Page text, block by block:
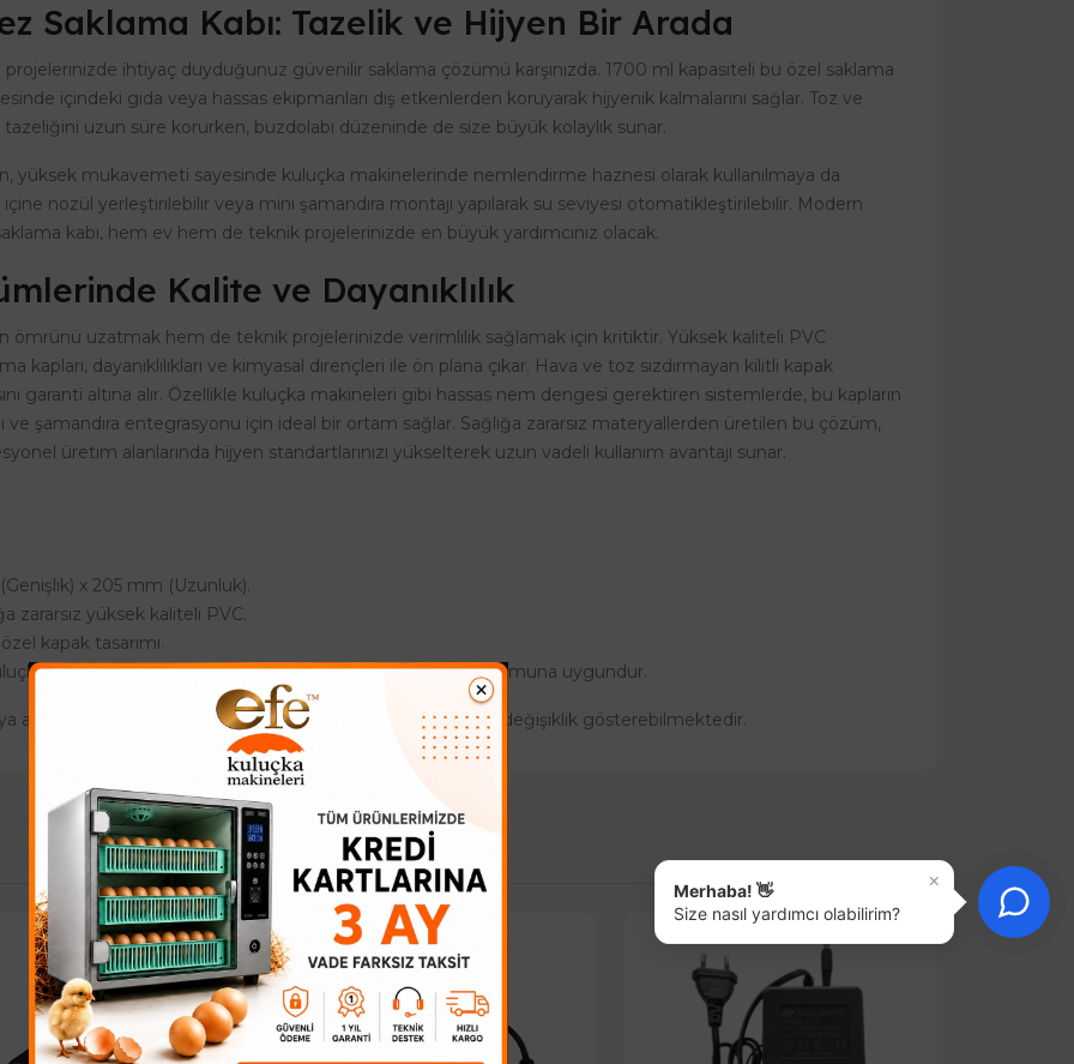
Saklama Kabı: Tazelik ve Hijyen Bir Arada
ihtiyaç duyduğunuz güvenilir saklama çözümü karşınızda. 1700 ml kapasiteli bu özel saklama
içindeki gıda veya hassas ekipmanları dış etkenlerden koruyarak hijyenik kalmalarını sağlar. Toz ve
tazeliğini uzun süre korurken, buzdolabı düzeninde de size büyük kolaylık sunar.
yüksek mukavemeti sayesinde kuluçka makinelerinde nemlendirme haznesi olarak kullanılmaya da
nozül yerleştirilebilir veya mini şamandıra montajı yapılarak su seviyesi otomatikleştirilebilir. Modern
kabı, hem ev hem de teknik projelerinizde en büyük yardımcınız olacak.
Kalite ve Dayanıklılık
ömrünü uzatmak hem de teknik projelerinizde verimlilik sağlamak için kritiktir. Yüksek kaliteli PVC
dayanıklılıkları ve kimyasal dirençleri ile ön plana çıkar. Hava ve toz sızdırmayan kilitli kapak
garanti altına alır. Özellikle kuluçka makineleri gibi hassas nem dengesi gerektiren sistemlerde, bu kapların
ve şamandıra entegrasyonu için ideal bir ortam sağlar. Sağlığa zararsız materyallerden üretilen bu çözüm,
üretim alanlarında hijyen standartlarınızı yükselterek uzun vadeli kullanım avantajı sunar.
x 205 mm (Uzunluk).
zararsız yüksek kaliteli PVC.
kapak tasarımı.
makinesi nem haznesi veya otomatik su sistemi kurulumuna uygundur.
ait olup, sipariş verilen koli içeriğine ve desi değerine göre değişiklik gösterebilmektedir.
×
Merhaba! 👋
Size nasıl yardımcı olabilirim?